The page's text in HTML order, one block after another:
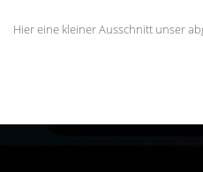
Hier eine kleiner Ausschnitt unser